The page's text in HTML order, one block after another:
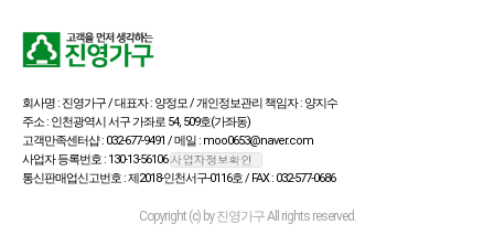
회사명 : 진영가구 / 대표자 : 양정모 / 개인정보관리 책임자 : 양지수
주소 : 인천광역시 서구 가좌로 54, 509호(가좌동)
고객만족센터샵 : 032-677-9491 / 메일 : moo0653@naver.com
사업자 등록번호 : 130-13-56106
통신판매업신고번호 : 제2018-인천서구-0116호 / FAX : 032-577-0686
Copyright (c) by 진영가구 All rights reserved.